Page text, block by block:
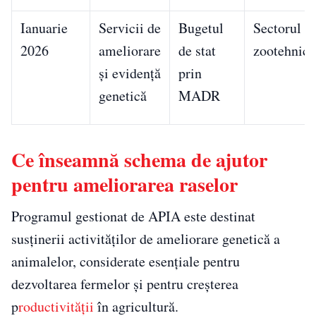
Ianuarie
2026
Servicii de
ameliorare
și evidență
genetică
Bugetul
de stat
prin
MADR
Sectorul
zootehnic
Ce înseamnă schema de ajutor
pentru ameliorarea raselor
Programul gestionat de APIA este destinat
susținerii activităților de ameliorare genetică a
animalelor, considerate esențiale pentru
dezvoltarea fermelor și pentru creșterea
productivitățiiîn agricultură.